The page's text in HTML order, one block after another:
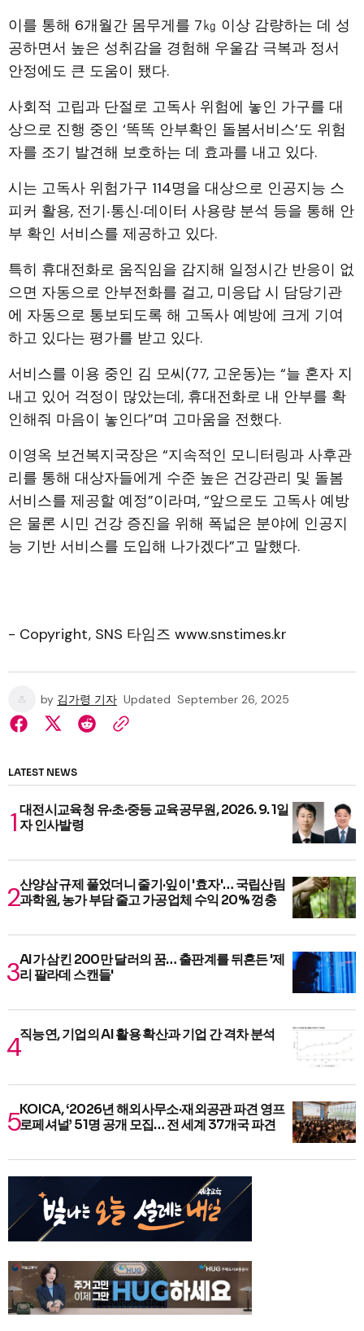
이를 통해 6개월간 몸무게를 7㎏ 이상 감량하는 데 성
공하면서 높은 성취감을 경험해 우울감 극복과 정서
안정에도 큰 도움이 됐다.
사회적 고립과 단절로 고독사 위험에 놓인 가구를 대
상으로 진행 중인 ‘똑똑 안부확인 돌봄서비스’도 위험
자를 조기 발견해 보호하는 데 효과를 내고 있다.
시는 고독사 위험가구 114명을 대상으로 인공지능 스
피커 활용, 전기‧통신‧데이터 사용량 분석 등을 통해 안
부 확인 서비스를 제공하고 있다.
특히 휴대전화로 움직임을 감지해 일정시간 반응이 없
으면 자동으로 안부전화를 걸고, 미응답 시 담당기관
에 자동으로 통보되도록 해 고독사 예방에 크게 기여
하고 있다는 평가를 받고 있다.
서비스를 이용 중인 김 모씨(77, 고운동)는 “늘 혼자 지
내고 있어 걱정이 많았는데, 휴대전화로 내 안부를 확
인해줘 마음이 놓인다”며 고마움을 전했다.
이영옥 보건복지국장은 “지속적인 모니터링과 사후관
리를 통해 대상자들에게 수준 높은 건강관리 및 돌봄
서비스를 제공할 예정”이라며, “앞으로도 고독사 예방
은 물론 시민 건강 증진을 위해 폭넓은 분야에 인공지
능 기반 서비스를 도입해 나가겠다”고 말했다.
- Copyright, SNS 타임즈 www.snstimes.kr
by 김가령 기자 Updated September 26, 2025
LATEST NEWS
대전시교육청 유·초·중등 교육공무원, 2026. 9. 1일
자 인사발령
산양삼 규제 풀었더니 줄기·잎이 '효자'… 국립산림
과학원, 농가 부담 줄고 가공업체 수익 20% 껑충
AI가 삼킨 200만 달러의 꿈… 출판계를 뒤흔든 '제
리 팔라데 스캔들'
직능연, 기업의 AI 활용 확산과 기업 간 격차 분석
KOICA, ‘2026년 해외사무소·재외공관 파견 영프
로페셔널’ 51명 공개 모집… 전 세계 37개국 파견